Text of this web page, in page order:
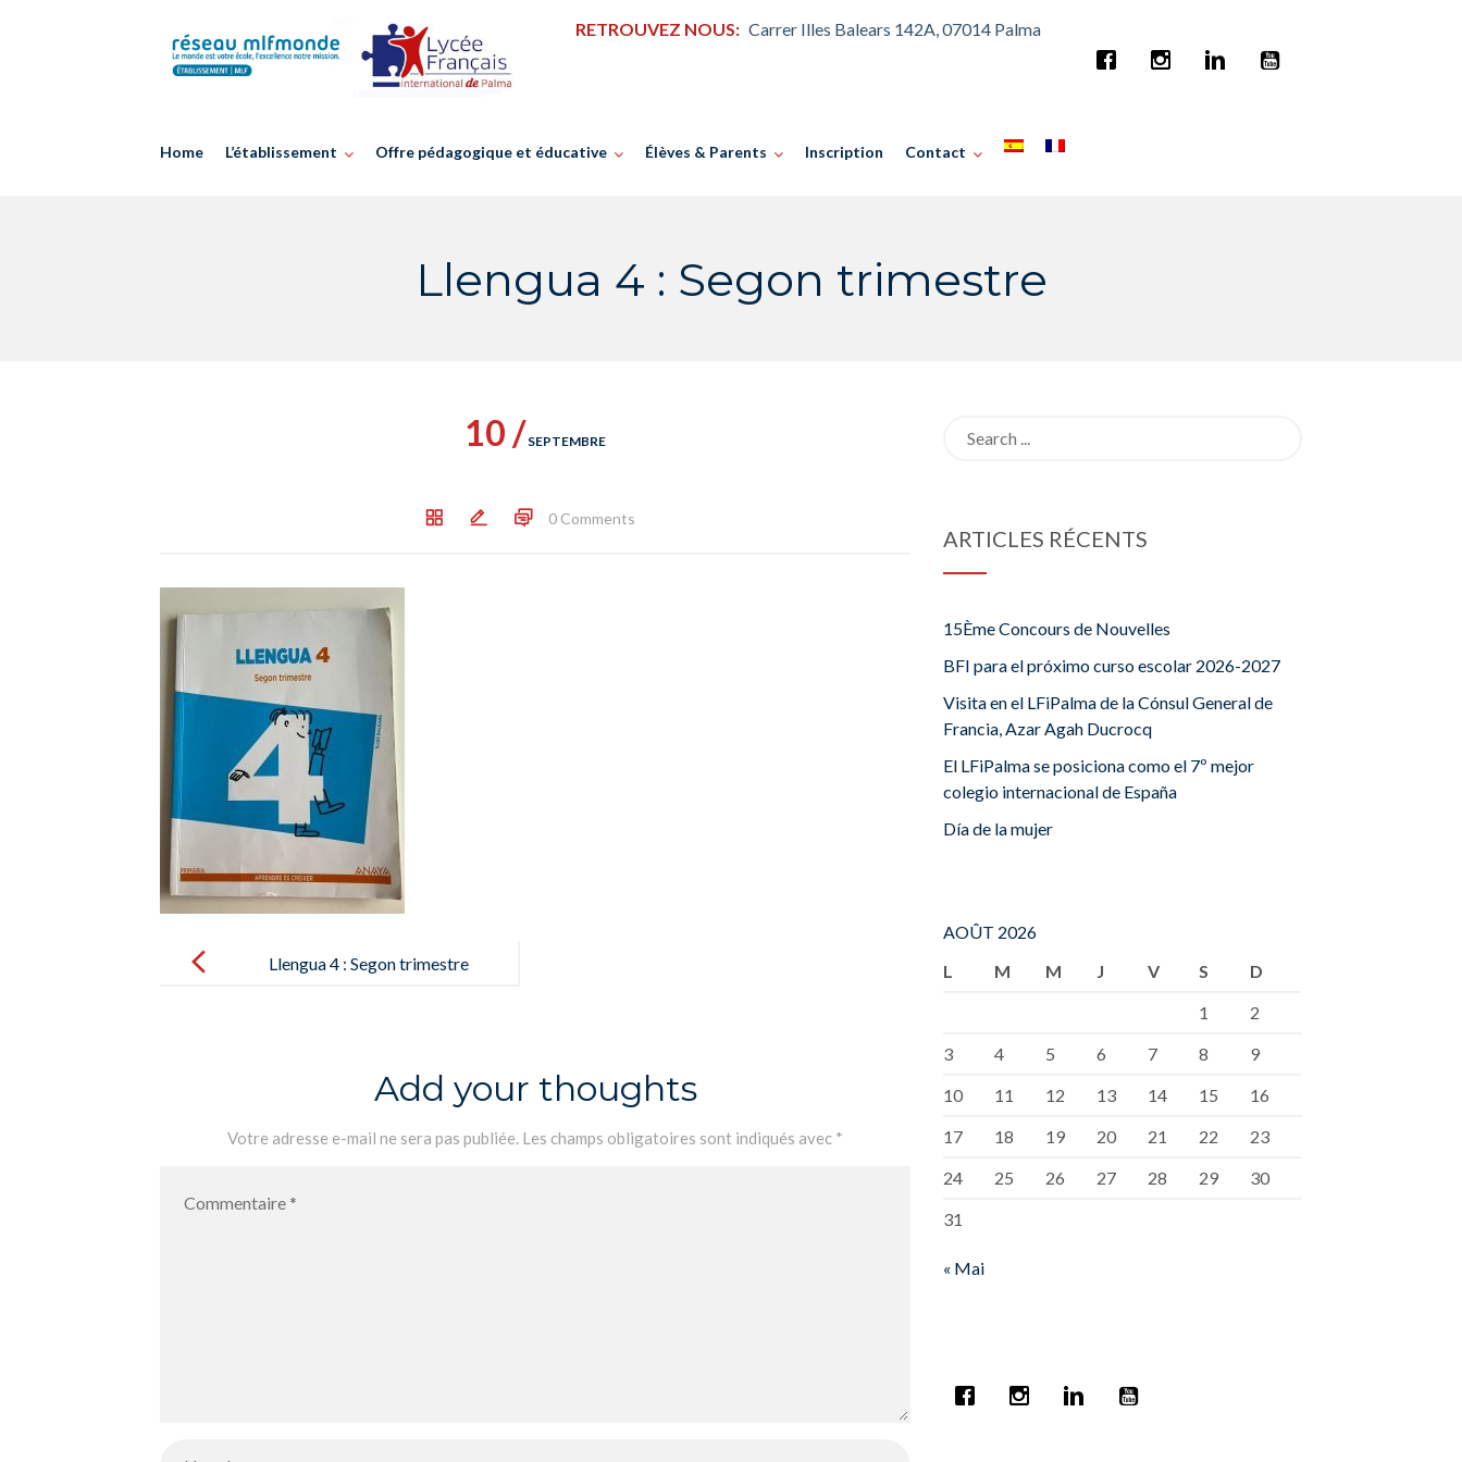
RETROUVEZ NOUS: Carrer Illes Balears 142A, 07014 Palma
Home L’établissement Offre pédagogique et éducative Élèves & Parents Inscription Contact
Llengua 4 : Segon trimestre
10 / SEPTEMBRE
0 Comments
navigation
Llengua 4 : Segon trimestre
Add your thoughts
Votre adresse e-mail ne sera pas publiée. Les champs obligatoires sont indiqués avec *
ARTICLES RÉCENTS
15Ème Concours de Nouvelles
BFI para el próximo curso escolar 2026-2027
Visita en el LFiPalma de la Cónsul General de
Francia, Azar Agah Ducrocq
El LFiPalma se posiciona como el 7º mejor
colegio internacional de España
Día de la mujer
AOÛT 2026
L
M M J V S
D
1
2
3
4 5 6 7 8
9
10
11 12 13 14 15
16
17
18 19 20 21 22
23
24
25 26 27 28 29
30
31
« Mai